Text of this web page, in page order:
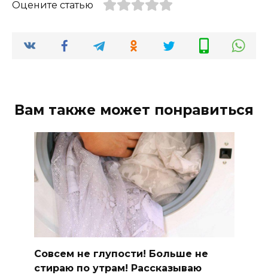
Оцените статью
Вам также может понравиться
Совсем не глупости! Больше не
стираю по утрам! Рассказываю